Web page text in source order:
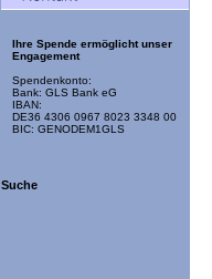
Ihre Spende ermöglicht unser
Engagement
Spendenkonto:
Bank: GLS Bank eG
IBAN:
DE36 4306 0967 8023 3348 00
BIC: GENODEM1GLS
Suche